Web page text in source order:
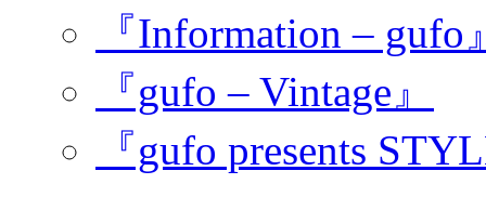
『Information – gufo
『gufo – Vintage』
『gufo presents